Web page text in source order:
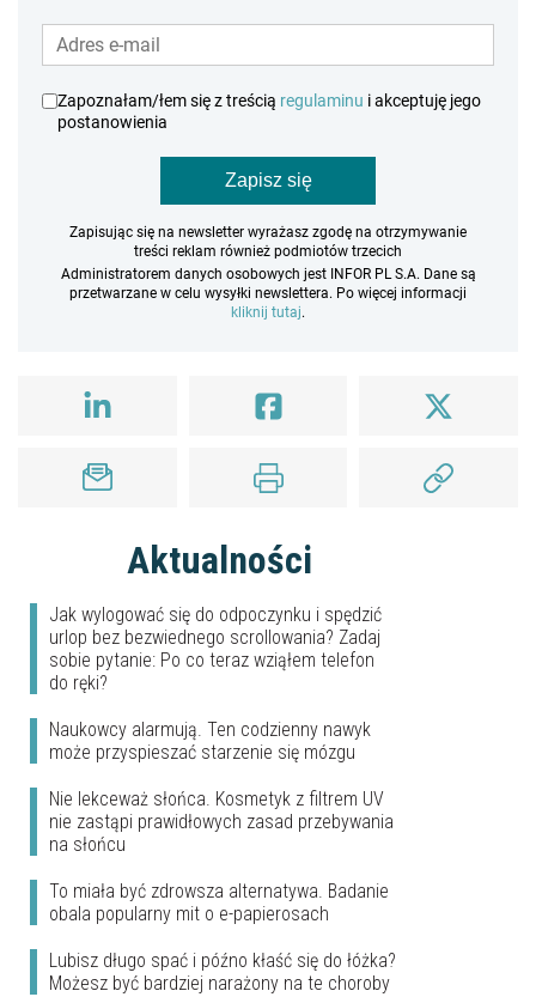
Zapoznałam/łem się z treścią regulaminu i akceptuję jego
postanowienia
Zapisz się
Zapisując się na newsletter wyrażasz zgodę na otrzymywanie
treści reklam również podmiotów trzecich
Administratorem danych osobowych jest INFOR PL S.A. Dane są
przetwarzane w celu wysyłki newslettera. Po więcej informacji
kliknij tutaj.
Aktualności
Jak wylogować się do odpoczynku i spędzić
urlop bez bezwiednego scrollowania? Zadaj
sobie pytanie: Po co teraz wziąłem telefon
do ręki?
Naukowcy alarmują. Ten codzienny nawyk
może przyspieszać starzenie się mózgu
Nie lekceważ słońca. Kosmetyk z filtrem UV
nie zastąpi prawidłowych zasad przebywania
na słońcu
To miała być zdrowsza alternatywa. Badanie
obala popularny mit o e-papierosach
Lubisz długo spać i późno kłaść się do łóżka?
Możesz być bardziej narażony na te choroby